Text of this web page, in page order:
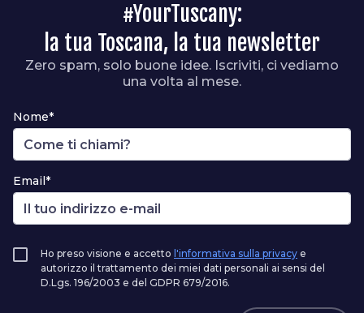
#YourTuscany:
la tua Toscana, la tua newsletter
Zero spam, solo buone idee. Iscriviti, ci vediamo
una volta al mese.
Nome*
Email*
Ho preso visione e accetto l'informativa sulla privacy e
autorizzo il trattamento dei miei dati personali ai sensi del
D.Lgs. 196/2003 e del GDPR 679/2016.